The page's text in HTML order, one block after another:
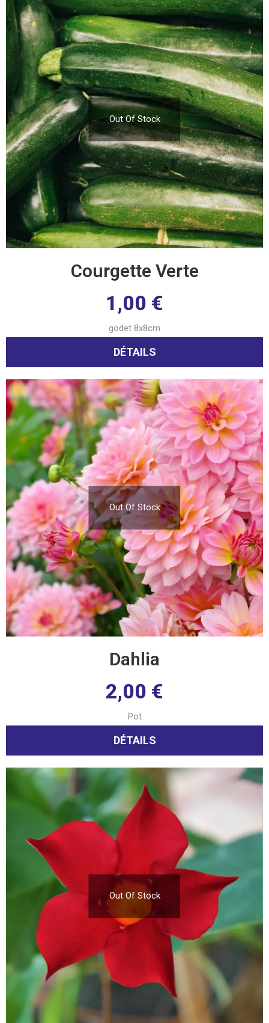
Out Of Stock
Courgette Verte
1,00 €
godet 8x8cm
DÉTAILS
Out Of Stock
Dahlia
2,00 €
Pot
DÉTAILS
Out Of Stock